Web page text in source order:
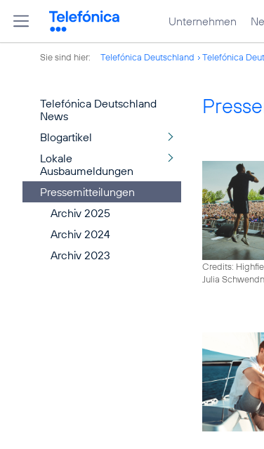
Unternehmen
Sie sind hier: Telefónica Deutschland Telefónica
Telefónica Deutschland
News
Blogartikel
Lokale
Ausbaumeldungen
Pressemitteilungen
Archiv 2025
Archiv 2024
Archiv 2023
Credits:
Julia